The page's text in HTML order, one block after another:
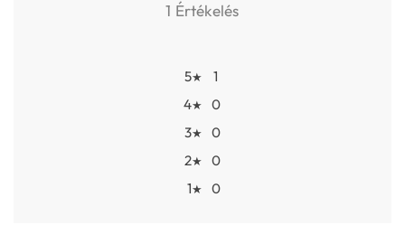
1 Értékelés
5★
1
4★
0
3★
0
2★
0
1★ 0